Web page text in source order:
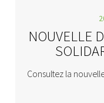
NOUVELLE
Consultez la